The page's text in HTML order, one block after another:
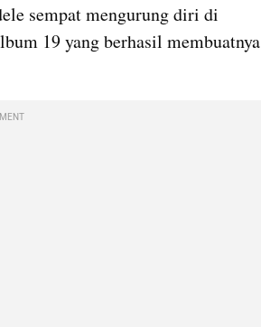
sempat mengurung diri di
19 yang berhasil membuatnya